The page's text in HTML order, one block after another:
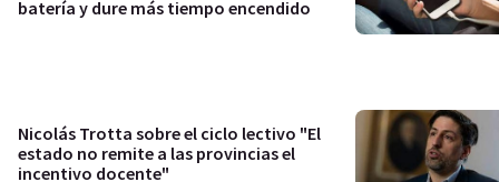
batería y dure más tiempo encendido
Nicolás Trotta sobre el ciclo lectivo "El
estado no remite a las provincias el
incentivo docente"